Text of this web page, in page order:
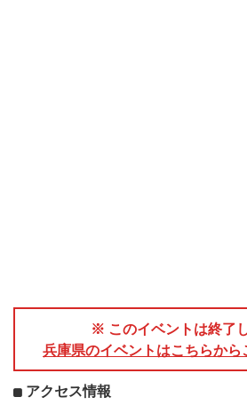
※ このイベントは終了
兵庫県のイベントはこちらから
アクセス情報